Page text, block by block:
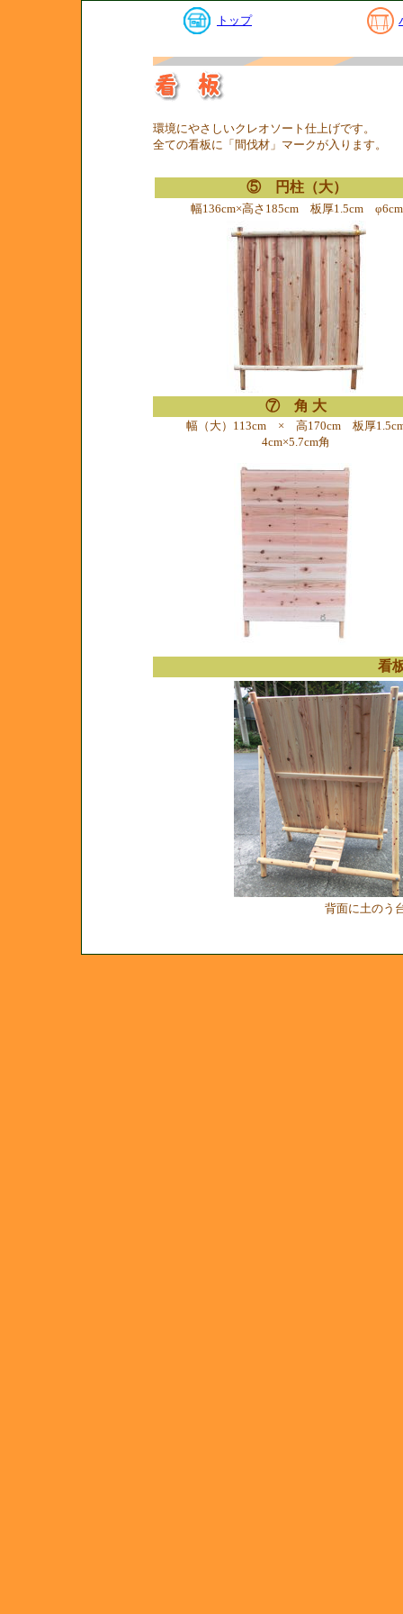
トップ
環境にやさしいクレオソート仕上げです。
全ての看板に「間伐材」マークが入ります。
⑤ 円柱（大）
幅136cm×高さ185cm 板厚1.5cm φ6cm
⑦ 角 大
幅（大）113cm × 高170cm 板厚
4cm×5.7cm角
看
背面に土のう